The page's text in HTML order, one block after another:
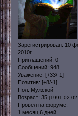
Зарегистрирован: 10
2010г.
Приглашений: 0
Сообщений: 948
Уважение: [+33/-1]
Позитив: [+8/-1]
Пол: Мужской
Возраст: 35 [1991-02-02]
Провел на форуме:
1 месяц 6 дней